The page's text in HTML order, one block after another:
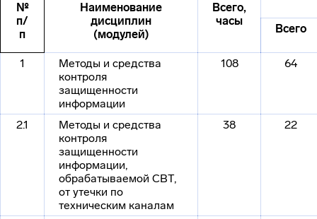
№
п/
п
Наименование
дисциплин
(модулей)
Всего,
часы
Всего
1
Методы и средства
контроля
защищенности
информации
108 64
2.1
Методы и средства
контроля
защищенности
информации,
обрабатываемой СВТ,
от утечки по
техническим каналам
38 22